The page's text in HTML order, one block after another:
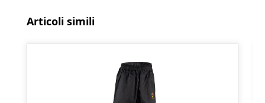
Salta la galleria dei prodotti
Articoli simili